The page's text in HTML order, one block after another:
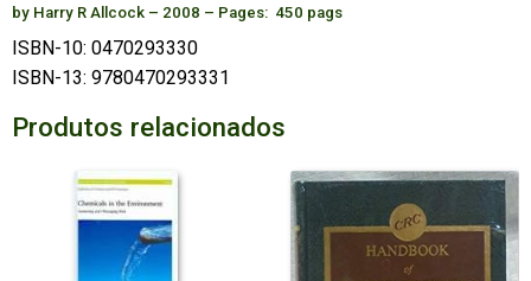
by Harry R Allcock – 2008 – Pages: 450 pags
ISBN-10: 0470293330
ISBN-13: 9780470293331
Produtos relacionados